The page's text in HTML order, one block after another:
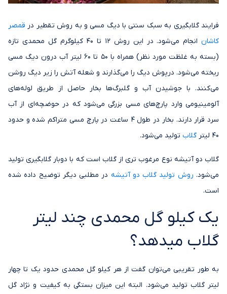
فرایند گلابگیری به سبک سنتی با دیگ مسی و به روش تقطیر در قمصر
کاشان
انجام می‌شود. در این روش 12 تا 40 کیلوگرم گل محمدی تازه
(بسته به غلظت مورد نظر) همراه با 50 تا 60 لیتر آب درون دیگ مسی
ریخته می‌شود. درپوش دیگ را می‌گذارند و شعله آتش را زیر دیگ روشن
می‌کنند. با جوشیدن آب و گلبرگ‌ها بخار حاصل از طریق لوله‌های
آلومینیومی وارد پارچ‌های مسی بزرگی می‌شود که در حوضچه‌ای از آب
سرد قرار دارند. بخار در طول 4 ساعت در پارچ مسی متراکم شده و حدود
40 لیتر
گلاب تولید می‌شود.
گلاب دو آتیشه نوع مرغوب تری از گلاب است که با دوبار گلابگیری تولید
می‌شود. روش تولید گلاب دو آتیشه در مطلبی دیگر توضیح داده شده
است.
یک کیلو گل محمدی چند لیتر
گلاب میدهد؟
به طور تقریبی می‌توان گفت از هر کیلو گل محمدی حدود یک تا چهار
لیتر گلاب تولید می‌شود. البته این میزان بستگی به کیفیت و نژاد گل